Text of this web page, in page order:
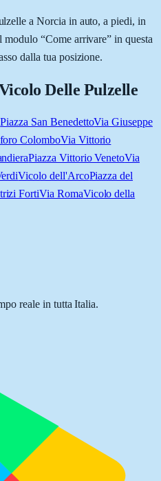
a Norcia in auto, a piedi, in
“Come arrivare” in questa
dalla tua posizione.
Delle Pulzelle
Piazza San BenedettoVia Giuseppe
ColomboVia Vittorio
Piazza Vittorio VenetoVia
Vicolo dell'ArcoPiazza del
FortiVia RomaVicolo della
reale in tutta Italia.